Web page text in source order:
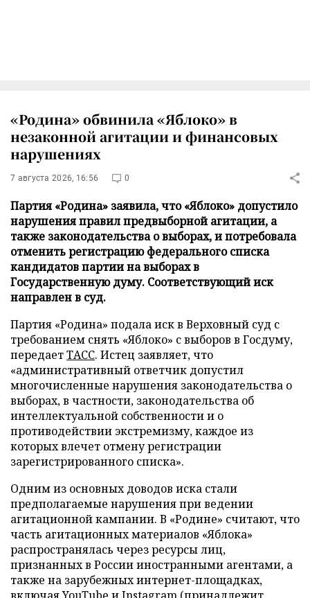
«Родина» обвинила «Яблоко» в
незаконной агитации и финансовых
нарушениях
7 августа 2026, 16:56 0
Партия «Родина» заявила, что «Яблоко» допустило
нарушения правил предвыборной агитации, а
также законодательства о выборах, и потребовала
отменить регистрацию федерального списка
кандидатов партии на выборах в
Государственную думу. Соответствующий иск
направлен в суд.
Партия «Родина» подала иск в Верховный суд с
требованием снять «Яблоко» с выборов в Госдуму,
передаетТАСС. Истец заявляет, что
«административный ответчик допустил
многочисленные нарушения законодательства о
выборах, в частности, законодательства об
интеллектуальной собственности и о
противодействии экстремизму, каждое из
которых влечет отмену регистрации
зарегистрированного списка».
Одним из основных доводов иска стали
предполагаемые нарушения при ведении
агитационной кампании. В «Родине» считают, что
часть агитационных материалов «Яблока»
распространялась через ресурсы лиц,
признанных в России иностранными агентами, а
также на зарубежных интернет-площадках,